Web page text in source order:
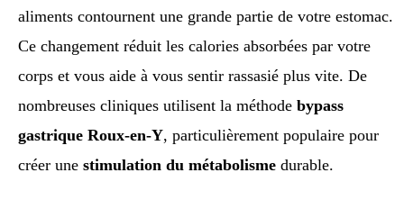
aliments contournent une grande partie de votre estomac.
Ce changement réduit les calories absorbées par votre
corps et vous aide à vous sentir rassasié plus vite. De
nombreuses cliniques utilisent la méthode bypass
gastrique Roux-en-Y, particulièrement populaire pour
créer une stimulation du métabolisme durable.